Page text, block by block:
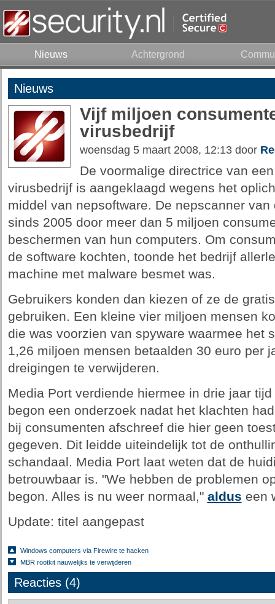
Nieuws Achtergrond
Nieuws
Vijf miljoen
virusbedrijf
woensdag 5 maart 2008, 12:13 door
De voormalige directrice van
virusbedrijf is aangeklaagd wegens het
middel van nepsoftware. De nepscanner
sinds 2005 door meer dan 5 miljoen
beschermen van hun computers. Om
de software kochten, toonde het bedrijf
machine met malware besmet was.
Gebruikers konden dan kiezen of ze de
gebruiken. Een kleine vier miljoen mensen
die was voorzien van spyware waarmee het
1,26 miljoen mensen betaalden 30 euro per
dreigingen te verwijderen.
Media Port verdiende hiermee in drie jaar
begon een onderzoek nadat het klachten
bij consumenten afschreef die hier geen
gegeven. Dit leidde uiteindelijk tot de
schandaal. Media Port laat weten dat de
betrouwbaar is. "We hebben de problemen
begon. Alles is nu weer normaal," aldus een
Update: titel aangepast
Windows computers via Firewire te hacken
MBR rootkit nauwelijks te verwijderen
Reacties (4)